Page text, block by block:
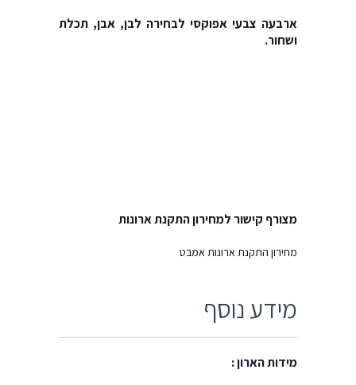
ארבעה צבעי אפוקסי לבחירה לבן, אבן, תכלת
ושחור.
מצורף קישור למחירון התקנת ארונות
מחירון התקנת ארונות אמבט
מידע נוסף
מידות הארון :